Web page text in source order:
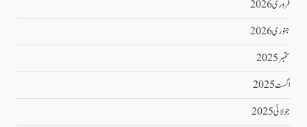
فروری 2026
جنوری 2026
ستمبر 2025
اگست 2025
جولائی 2025